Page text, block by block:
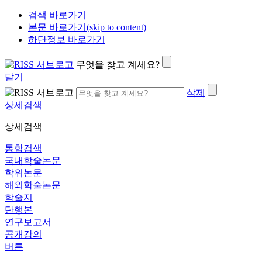
검색 바로가기
본문 바로가기(skip to content)
하단정보 바로가기
무엇을 찾고 계세요?
닫기
삭제
상세검색
상세검색
통합검색
국내학술논문
학위논문
해외학술논문
학술지
단행본
연구보고서
공개강의
버튼